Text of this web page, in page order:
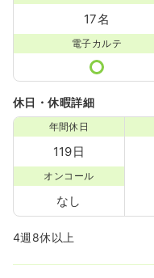
17名
電子カルテ
休日・休暇詳細
年間休日
119日
オンコール
なし
4週8休以上